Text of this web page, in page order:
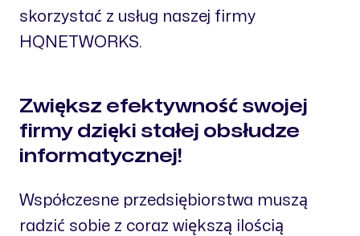
skorzystać z usług naszej firmy
HQNETWORKS.
Zwiększ efektywność swojej
firmy dzięki stałej obsłudze
informatycznej!
Współczesne przedsiębiorstwa muszą
radzić sobie z coraz większą ilością